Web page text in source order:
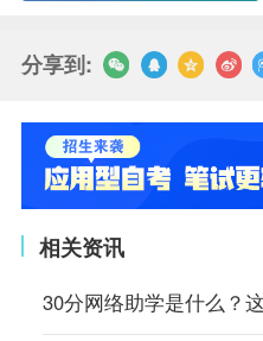
分享到:
相关资讯
30分网络助学是什么？